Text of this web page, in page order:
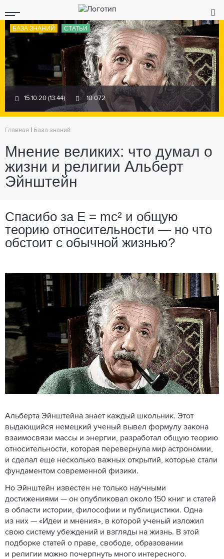
БАЗА ЗНАНИЙ СТАТЬИ
15.10.20 (13:44) 10 072
Главная База знаний
Мнение великих: что думал о
жизни и религии Альберт
Эйнштейн
Спасибо за E = mc² и общую
теорию относительности — но что
обстоит с обычной жизнью?
Альберта Эйнштейна знает каждый школьник. Этот
выдающийся немецкий ученый вывел формулу закона
взаимосвязи массы и энергии, разработал общую теорию
относительности, которая перевернула мир астрономии,
и сделал еще несколько важных открытий, которые стали
фундаментом современной физики.
Но Эйнштейн известен не только научными
достижениями — он опубликовал около 150 книг и статей
в области истории, философии и публицистики. Одна
из них — «Идеи и мнения», в которой ученый изложил
свою систему убеждений и взгляды на жизнь. В этой
подборке статей о праве, свободе, образовании
и религии можно почерпнуть много интересного.